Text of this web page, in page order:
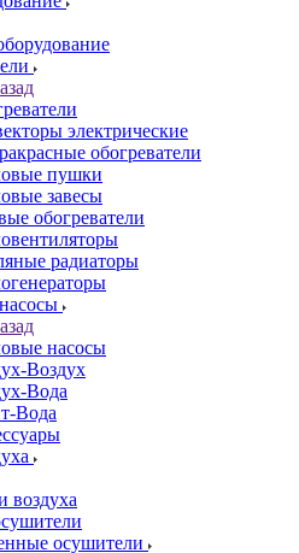
электрические
обогреватели
пушки
завесы
обогреватели
радиаторы
насосы
Воздух
Вода
Вода
воздуха
осушители